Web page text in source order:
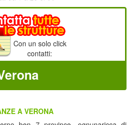
Con un solo click
contatti:
A VERONA